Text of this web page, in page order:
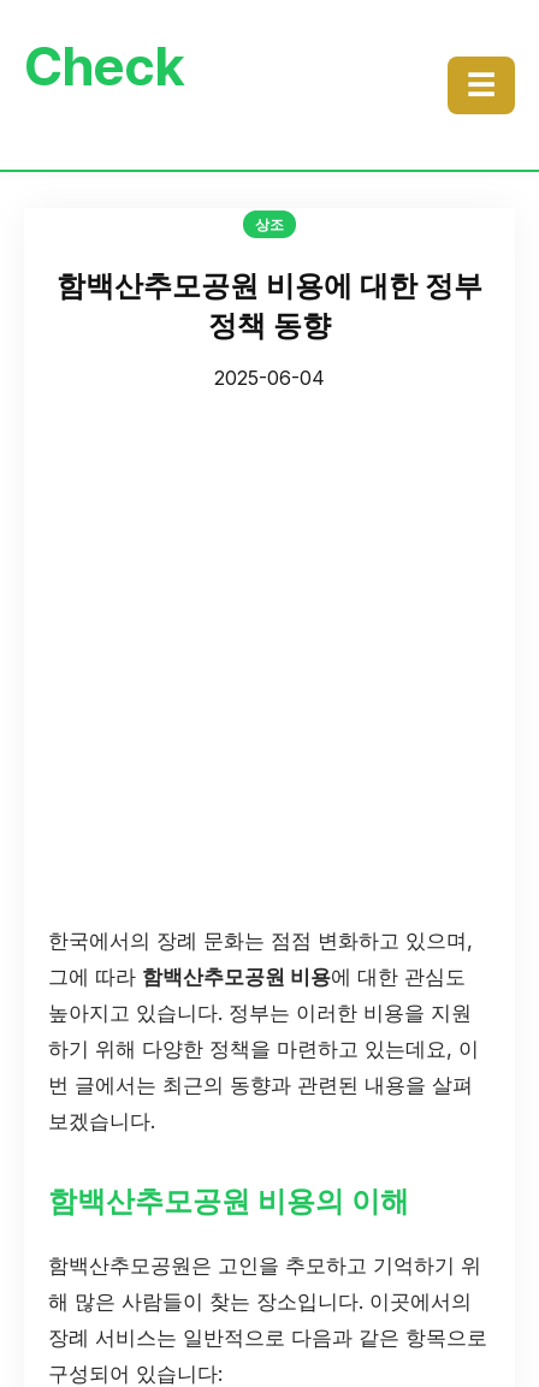
Check ☰
상조
함백산추모공원 비용에 대한 정부
정책 동향
2025-06-04
한국에서의 장례 문화는 점점 변화하고 있으며,
그에 따라 함백산추모공원 비용에 대한 관심도
높아지고 있습니다. 정부는 이러한 비용을 지원
하기 위해 다양한 정책을 마련하고 있는데요, 이
번 글에서는 최근의 동향과 관련된 내용을 살펴
보겠습니다.
함백산추모공원 비용의 이해
함백산추모공원은 고인을 추모하고 기억하기 위
해 많은 사람들이 찾는 장소입니다. 이곳에서의
장례 서비스는 일반적으로 다음과 같은 항목으로
구성되어 있습니다: